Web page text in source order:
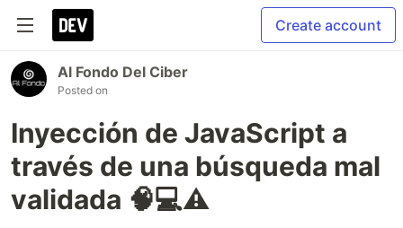
Create account
Al Fondo Del Ciber
Posted on
Inyección de JavaScript a
través de una búsqueda mal
validada 🧠💻⚠️